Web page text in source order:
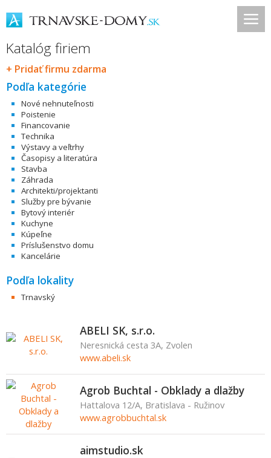
Katalóg firiem
+ Pridať firmu zdarma
Podľa kategórie
Nové nehnuteľnosti
Poistenie
Financovanie
Technika
Výstavy a veľtrhy
Časopisy a literatúra
Stavba
Záhrada
Architekti/projektanti
Služby pre bývanie
Bytový interiér
Kuchyne
Kúpeľne
Príslušenstvo domu
Kancelárie
Podľa lokality
Trnavský
ABELI SK, s.r.o.
Neresnická cesta 3A, Zvolen
www.abeli.sk
Agrob Buchtal - Obklady a dlažby
Hattalova 12/A, Bratislava - Ružinov
www.agrobbuchtal.sk
aimstudio.sk